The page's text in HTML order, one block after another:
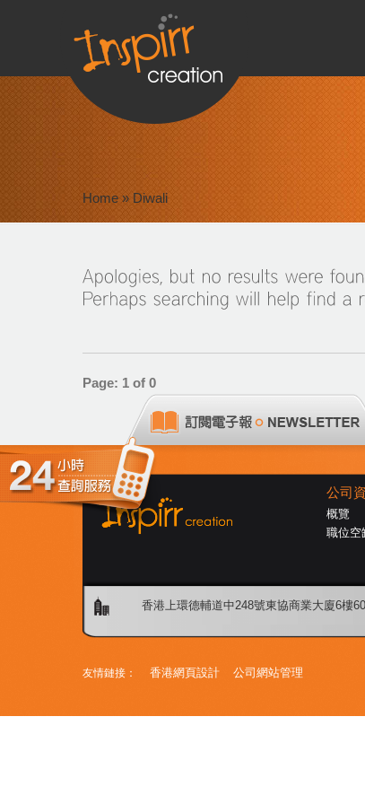
Home» Diwali
Page: 1 of 0
公司
概覽
職位空
香港上環德輔道中248號東協商業大廈6樓
友情鏈接：
香港網頁設計 公司網站管理